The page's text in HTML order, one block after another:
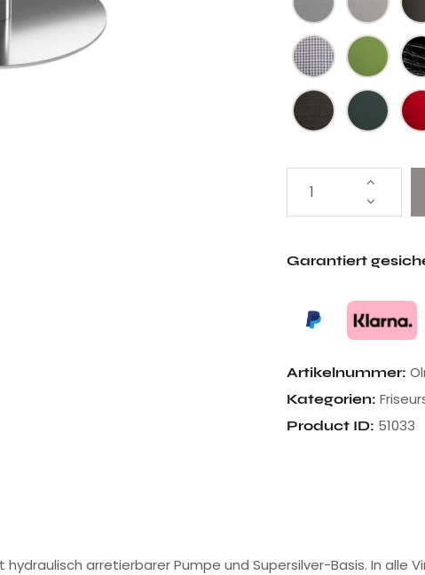
Garantiert
Artikelnummer:
Kategorien:
Product ID: 51033
arretierbarer Pumpe und Supersilver-Basis. In alle